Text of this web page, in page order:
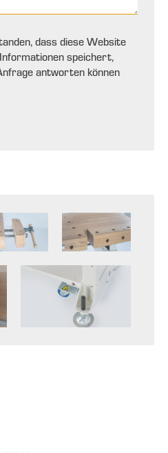
dass diese Website
speichert,
antworten können